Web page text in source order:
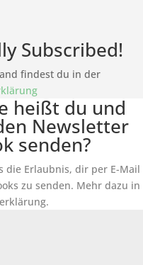
Subscribed!
findest du in der
heißt du und
Newsletter
senden?
die Erlaubnis, dir per E-Mail
zu senden. Mehr dazu in